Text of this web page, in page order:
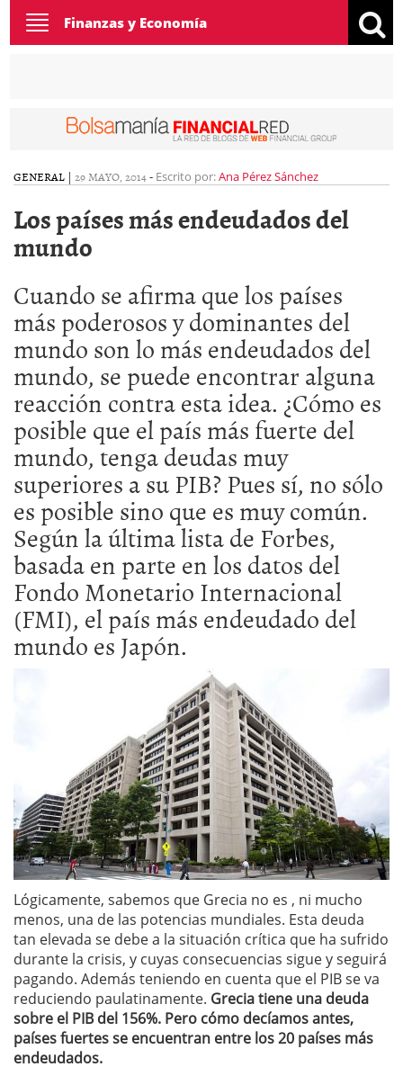
Toggle
navigation
Finanzas y Economía
GENERAL | 29 MAYO, 2014- Escrito por:Ana Pérez Sánchez
Los países más endeudados del
mundo
Cuando se afirma que los países
más poderosos y dominantes del
mundo son lo más endeudados del
mundo, se puede encontrar alguna
reacción contra esta idea. ¿Cómo es
posible que el país más fuerte del
mundo, tenga deudas muy
superiores a su PIB? Pues sí, no sólo
es posible sino que es muy común.
Según la última lista de Forbes,
basada en parte en los datos del
Fondo Monetario Internacional
(FMI), el país más endeudado del
mundo es Japón.
Lógicamente, sabemos que Grecia no es , ni mucho
menos, una de las potencias mundiales. Esta deuda
tan elevada se debe a la situación crítica que ha sufrido
durante la crisis, y cuyas consecuencias sigue y seguirá
pagando. Además teniendo en cuenta que el PIB se va
reduciendo paulatinamente. Grecia tiene una deuda
sobre el PIB del 156%. Pero cómo decíamos antes,
países fuertes se encuentran entre los 20 países más
endeudados.